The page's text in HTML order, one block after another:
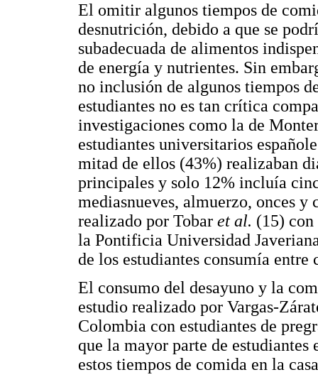
El omitir algunos tiempos de
desnutrición, debido a que se
subadecuada de alimentos
de energía y nutrientes. Sin
no inclusión de algunos tiempos
estudiantes no es tan crítica
investigaciones como la de
estudiantes universitarios
mitad de ellos (43%) realizaban
principales y solo 12% incluía
mediasnueves, almuerzo, onces
realizado por Tobar et al. (15) con
la Pontificia Universidad
de los estudiantes consumía
El consumo del desayuno y la
estudio realizado por Vargas-
Colombia con estudiantes de
que la mayor parte de
estos tiempos de comida en la